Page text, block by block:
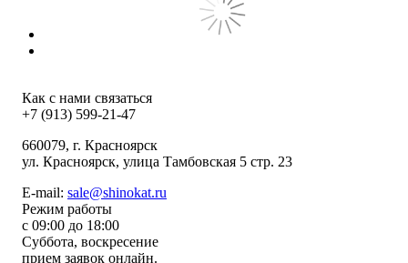
Как с нами связаться
+7 (913) 599-21-47
660079, г. Красноярск
ул. Красноярск, улица Тамбовская 5 стр. 23
E-mail: sale@shinokat.ru
Режим работы
с 09:00 до 18:00
Суббота, воскресение
прием заявок онлайн.